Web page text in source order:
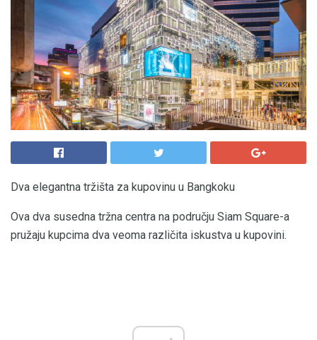
Dva elegantna tržišta za kupovinu u Bangkoku
Ova dva susedna tržna centra na području Siam Square-a
pružaju kupcima dva veoma različita iskustva u kupovini.